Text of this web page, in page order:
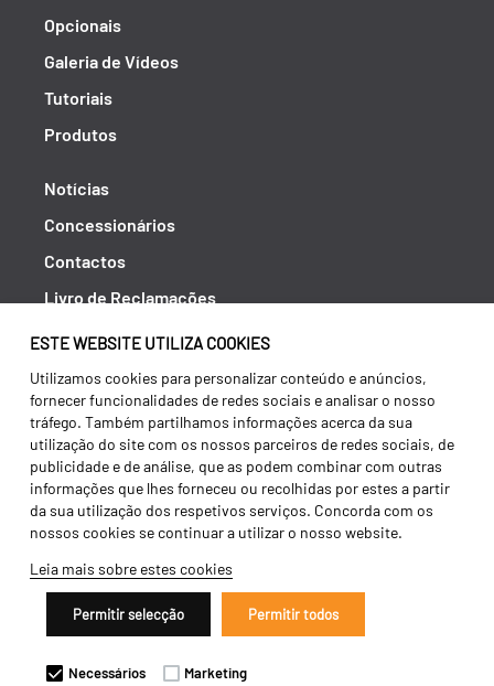
ESTE WEBSITE UTILIZA COOKIES
Utilizamos cookies para personalizar conteúdo e anúncios,
fornecer funcionalidades de redes sociais e analisar o nosso
tráfego. Também partilhamos informações acerca da sua
utilização do site com os nossos parceiros de redes sociais, de
publicidade e de análise, que as podem combinar com outras
informações que lhes forneceu ou recolhidas por estes a partir
da sua utilização dos respetivos serviços. Concorda com os
nossos cookies se continuar a utilizar o nosso website.
Leia mais sobre estes cookies
Permitir selecção Permitir todos
Necessários Marketing
Opcionais
Galeria de Vídeos
Tutoriais
Produtos
Notícias
Concessionários
Contactos
Livro de Reclamações
Política de Privacidade
Canal de Denúncias (RGPC)
Termos e condições